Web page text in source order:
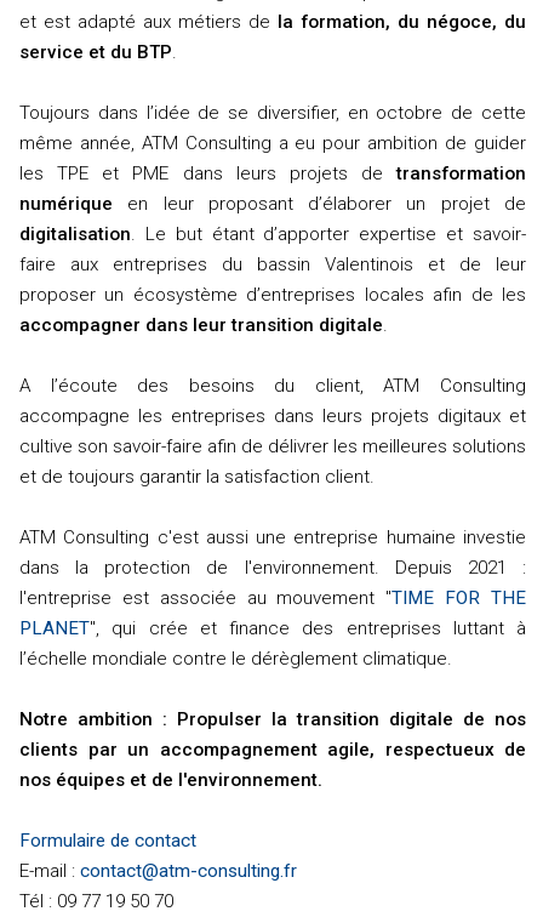
et est adapté aux métiers de
la formation, du négoce, du
service et du BTP.
Toujours dans l’idée de se diversifier, en octobre de cette
même année, ATM Consulting a eu pour ambition de guider
les TPE et PME dans leurs projets detransformation
numérique en leur proposant d’élaborer un projet de
digitalisation. Le but étant d’apporter expertise et savoir-
faire aux entreprises du bassin Valentinois et de leur
proposer un écosystème d’entreprises locales afin de les
accompagner dans leur transition digitale.
A l’écoute des besoins du client, ATM Consulting
accompagne les entreprises dans leurs projets digitaux et
cultive son savoir-faire afin de délivrer les meilleures solutions
et de toujours garantir la satisfaction client.
ATM Consulting c'est aussi une entreprise humaine investie
dans la protection de l'environnement. Depuis 2021 :
l'entreprise est associée au mouvement "TIME FOR THE
PLANET", qui crée et finance des entreprises luttant à
l’échelle mondiale contre le dérèglement climatique.
Notre ambition : Propulser la transition digitale de nos
clients par un accompagnement agile, respectueux de
nos équipes et de l'environnement.
Formulaire de contact
E-mail : contact@atm-consulting.fr
Tél : 09 77 19 50 70